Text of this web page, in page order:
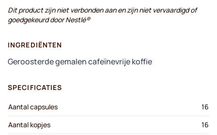
Dit product zijn niet verbonden aan en zijn niet vervaardigd of
goedgekeurd door Nestlé®
INGREDIËNTEN
Geroosterde gemalen cafeïnevrije koffie
SPECIFICATIES
Aantal capsules
16
Aantal kopjes
16